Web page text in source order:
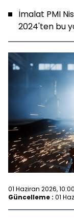
İmalat PMI
2024'ten bu
01 Haziran 2026, 10:00
Güncelleme : 01